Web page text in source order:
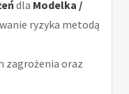
dla Modelka /
ryzyka metodą
zagrożenia oraz